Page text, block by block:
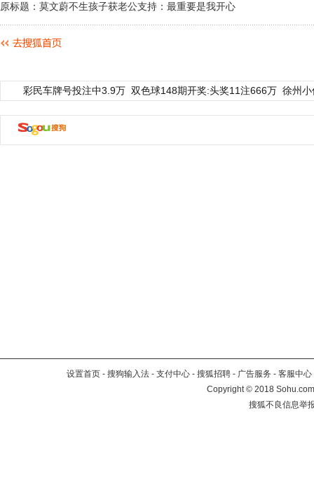
原标题：莫文蔚不生孩子获老公支持：最重要是我开心
彩民车牌号投注中3.9万 双色球148期开奖:头奖11注666万 徐州
设置首页 - 搜狗输入法 - 支付中心 - 搜狐招聘 - 广告服务 - 客服中心
Copyright©2018
搜狐不良信息举